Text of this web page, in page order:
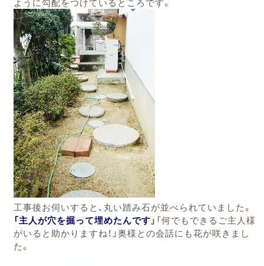
工事後お伺いすると、丸い踏み石が並べられていました。
「主人が穴を掘って埋めたんです」 「何でもできるご主人様
がいると助かりますね！」奥様との会話にも花が咲きまし
た。